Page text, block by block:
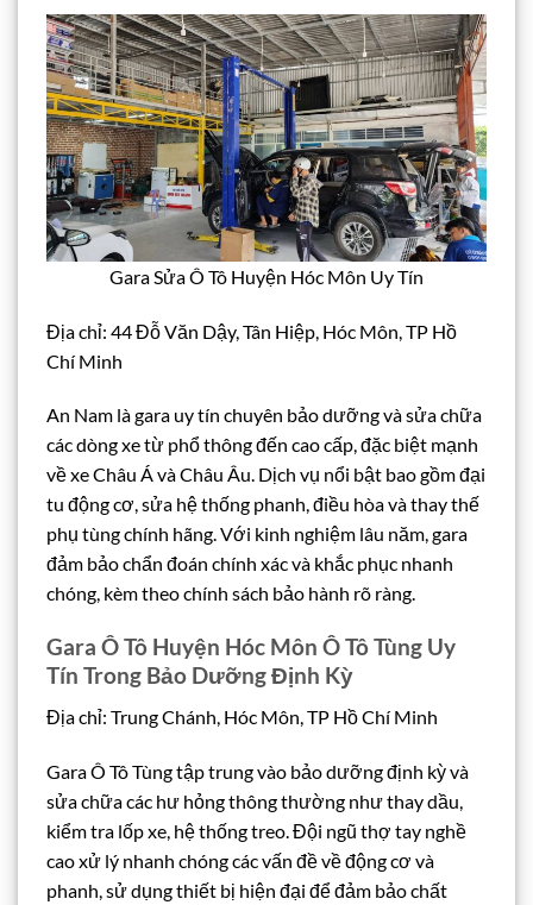
Gara Sửa Ô Tô Huyện Hóc Môn Uy Tín
Địa chỉ: 44 Đỗ Văn Dậy, Tân Hiệp, Hóc Môn, TP Hồ
Chí Minh
An Nam là gara uy tín chuyên bảo dưỡng và sửa chữa
các dòng xe từ phổ thông đến cao cấp, đặc biệt mạnh
về xe Châu Á và Châu Âu. Dịch vụ nổi bật bao gồm đại
tu động cơ, sửa hệ thống phanh, điều hòa và thay thế
phụ tùng chính hãng. Với kinh nghiệm lâu năm, gara
đảm bảo chẩn đoán chính xác và khắc phục nhanh
chóng, kèm theo chính sách bảo hành rõ ràng.
Gara Ô Tô Huyện Hóc Môn Ô Tô Tùng Uy
Tín Trong Bảo Dưỡng Định Kỳ
Địa chỉ: Trung Chánh, Hóc Môn, TP Hồ Chí Minh
Gara Ô Tô Tùng tập trung vào bảo dưỡng định kỳ và
sửa chữa các hư hỏng thông thường như thay dầu,
kiểm tra lốp xe, hệ thống treo. Đội ngũ thợ tay nghề
cao xử lý nhanh chóng các vấn đề về động cơ và
phanh, sử dụng thiết bị hiện đại để đảm bảo chất